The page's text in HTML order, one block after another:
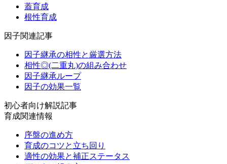
蓋育成
根性育成
因子関連記事
因子継承の相性と厳選方法
相性◎(二重丸)の組み合わせ
因子継承ループ
因子の効果一覧
初心者向け解説記事
育成関連情報
序盤の進め方
育成のコツと立ち回り
適性の効果と補正ステータス